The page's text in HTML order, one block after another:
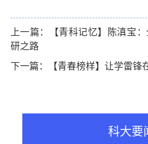
上一篇：【青科记忆】陈滇宝
研之路
下一篇：【青春榜样】让学雷锋
科大要